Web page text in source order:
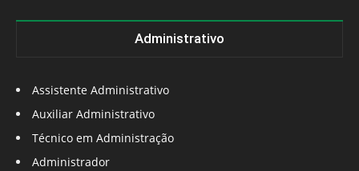
Administrativo
Assistente Administrativo
Auxiliar Administrativo
Técnico em Administração
Administrador